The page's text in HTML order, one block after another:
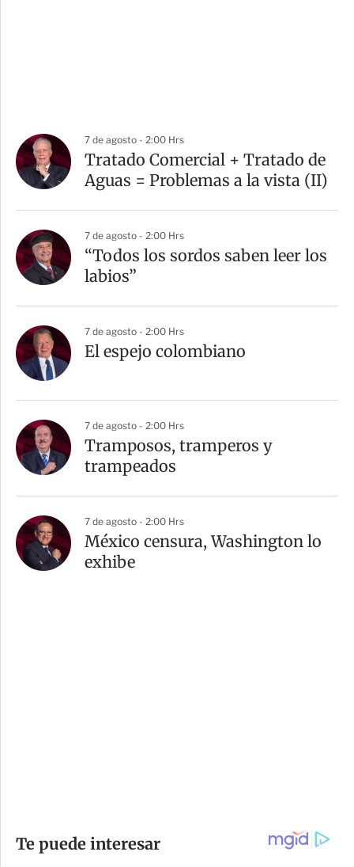
7 de agosto - 2:00 Hrs
Tratado Comercial + Tratado de
Aguas = Problemas a la vista (II)
7 de agosto - 2:00 Hrs
“Todos los sordos saben leer los
labios”
7 de agosto - 2:00 Hrs
El espejo colombiano
7 de agosto - 2:00 Hrs
Tramposos, tramperos y
trampeados
7 de agosto - 2:00 Hrs
México censura, Washington lo
exhibe